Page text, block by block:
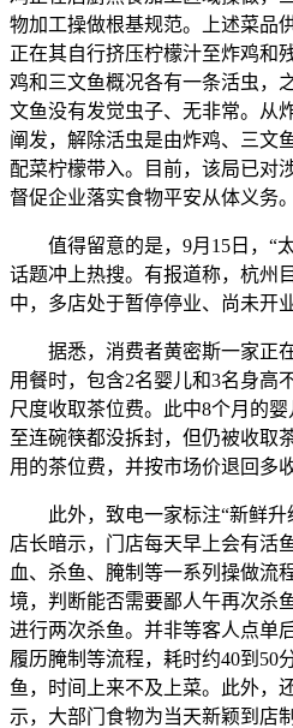
物加工操做根基规范。上述菜品
正在其自行挤压柠檬汁至炸鸡和
鸡和三文鱼概况各有一条活虫，
文鱼没有发觉虫子、无非常。从
阐发，解除活虫是由炸鸡、三文
配菜柠檬带入。目前，该局已对
督促企业落实食物平安从体义务。
值得留意的是，9月15日，“太
话题冲上热搜。有报道称，杭州
中，多店处于暂停停业、尚未开
据悉，消费者黄密斯一家正在
用餐时，包含2名婴儿和3名身高
尺度收取茶位费。此中8个月的
至连碗筷都没拆封，但仍被收取
用的茶位费，并按市场价退回多
此外，致电一家标注“新鲜升
店长暗示，门店每天早上会有活
血、杀鱼、腌制等一系列操做流
境，判断能否需要鄙人午再次杀
进行两次杀鱼。并非等客人点单
履历腌制等流程，耗时约40到50
鱼，时间上来不及上菜。此外，
示，大部门食物为当天新颖到店